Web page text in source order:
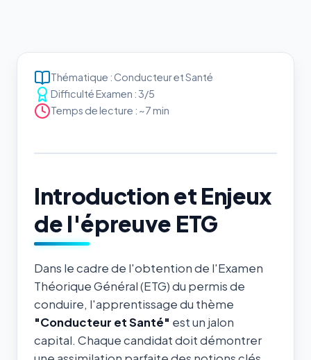
Thématique : Conducteur et Santé
Difficulté Examen : 3/5
Temps de lecture : ~7 min
Introduction et Enjeux
de l'épreuve ETG
Dans le cadre de l'obtention de l'Examen
Théorique Général (ETG) du permis de
conduire, l'apprentissage du thème
"Conducteur et Santé" est un jalon
capital. Chaque candidat doit démontrer